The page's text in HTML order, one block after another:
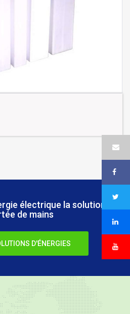
électrique la solution est
de mains
D'ÉNERGIES